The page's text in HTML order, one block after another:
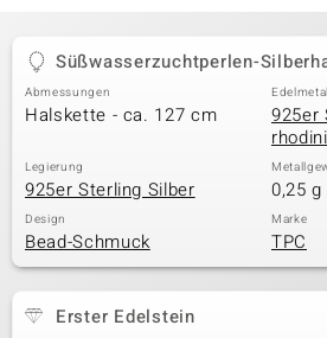
Süßwasserzuchtperlen-
Abmessungen
Halskette - ca. 127 cm
925er
Legierung
925er Sterling Silber 0,25 g
Design
Bead-Schmuck
Marke
TPC
Erster Edelstein